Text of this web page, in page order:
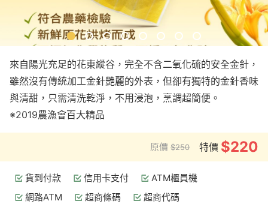
來自陽光充足的花東縱谷，完全不含二氧化硫的安全金針，
雖然沒有傳統加工金針艷麗的外表，但卻有獨特的金針香味
與清甜，只需清洗乾淨，不用浸泡，烹調超簡便。
※2019農漁會百大精品
原價 $250 特價 $220
貨到付款 信用卡支付
ATM櫃員機
網路ATM
超商條碼 超商代碼